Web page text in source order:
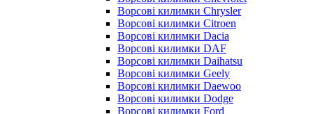
Ворсові килимки Chrysler
Ворсові килимки Citroen
Ворсові килимки Dacia
Ворсові килимки DAF
Ворсові килимки Daihatsu
Ворсові килимки Geely
Ворсові килимки Daewoo
Ворсові килимки Dodge
Ворсові килимки Ford